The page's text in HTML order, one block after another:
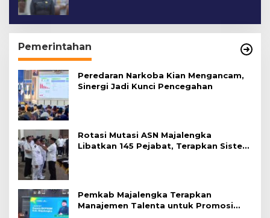
Pemerintahan
Peredaran Narkoba Kian Mengancam,
Sinergi Jadi Kunci Pencegahan
Rotasi Mutasi ASN Majalengka
Libatkan 145 Pejabat, Terapkan Sistem
Pemkab Majalengka Terapkan
Manajemen Talenta untuk Promosi